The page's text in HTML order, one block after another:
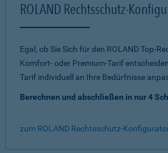
ROLAND Rechtsschutz-
Egal, ob Sie Sich für den ROLAND Top-
Komfort- oder Premium-Tarif
Tarif individuell an Ihre Bedürfnisse
Berechnen und abschließen in nur 4
zum ROLAND Rechtsschutz-